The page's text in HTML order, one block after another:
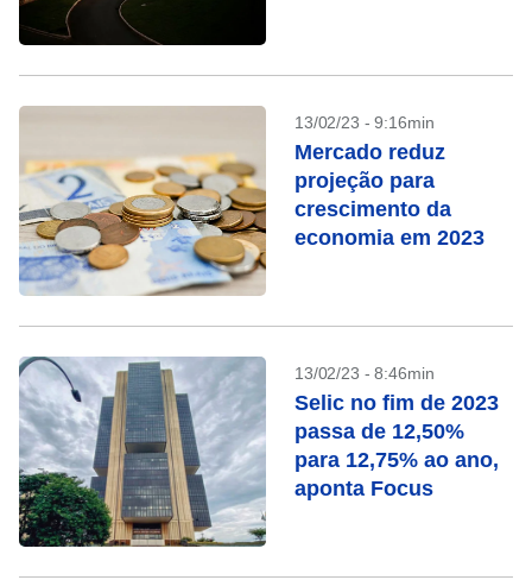
13/02/23 - 9:16min
Mercado reduz
projeção para
crescimento da
economia em 2023
13/02/23 - 8:46min
Selic no fim de 2023
passa de 12,50%
para 12,75% ao ano,
aponta Focus